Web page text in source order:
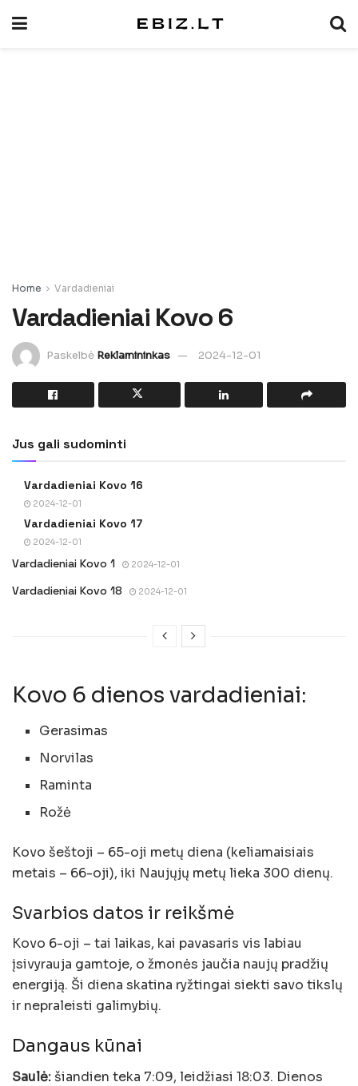
Home Vardadieniai
Vardadieniai Kovo 6
Paskelbė Reklamininkas 2024-12-01
Jus gali sudominti
Vardadieniai Kovo 16
2024-12-01
Vardadieniai Kovo 17
2024-12-01
Vardadieniai Kovo 1 2024-12-01
Vardadieniai Kovo 18 2024-12-01
Kovo 6 dienos vardadieniai:
Gerasimas
Norvilas
Raminta
Rožė
Kovo šeštoji – 65-oji metų diena (keliamaisiais
metais – 66-oji), iki Naujųjų metų lieka 300 dienų.
Svarbios datos ir reikšmė
Kovo 6-oji – tai laikas, kai pavasaris vis labiau
įsivyrauja gamtoje, o žmonės jaučia naujų pradžių
energiją. Ši diena skatina ryžtingai siekti savo tikslų
ir nepraleisti galimybių.
Dangaus kūnai
Saulė: šiandien teka 7:09, leidžiasi 18:03. Dienos